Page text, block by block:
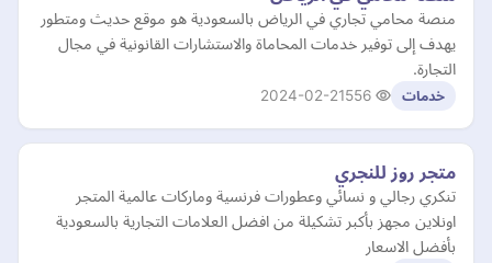
منصة محامي تجاري في الرياض بالسعودية هو موقع حديث ومتطور
يهدف إلى توفير خدمات المحاماة والاستشارات القانونية في مجال
التجارة.
خدمات 2024-02-21
متجر روز للنجري
تنكري رجالي و نسائي وعطورات فرنسية وماركات عالمية المتجر
اونلاين مجهز بأكبر تشكيلة من افضل العلامات التجارية بالسعودية
بأفضل الاسعار